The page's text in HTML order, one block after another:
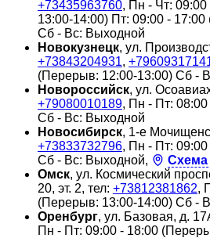
+73435963760, Пн - Чт:
13:00-14:00) Пт: 09:00 -
Сб - Вс: Выходной
Новокузнецк, ул.
+73843204931,
(Перерыв: 12:00-13:00) Сб -
Новороссийск, ул.
+79080010189, Пн - Пт:
Сб - Вс: Выходной
Новосибирск, 1-е
+73833732796, Пн - Пт:
Сб - Вс: Выходной,
Схема
Омск, ул. Космический
20, эт. 2, тел: +73812381862,
(Перерыв: 13:00-14:00) Сб -
Оренбург, ул. Базовая, д.
Пн - Пт: 09:00 - 18:00